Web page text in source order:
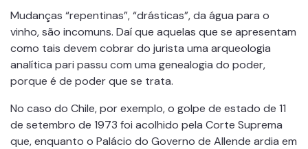
Mudanças “repentinas”, “drásticas”, da água para o
vinho, são incomuns. Daí que aquelas que se apresentam
como tais devem cobrar do jurista uma arqueologia
analítica pari passu com uma genealogia do poder,
porque é de poder que se trata.
No caso do Chile, por exemplo, o golpe de estado de 11
de setembro de 1973 foi acolhido pela Corte Suprema
que, enquanto o Palácio do Governo de Allende ardia em